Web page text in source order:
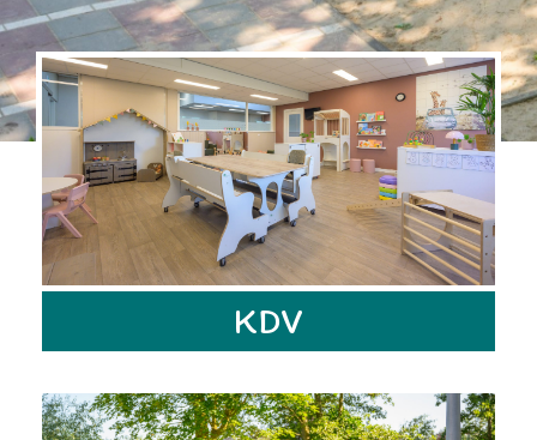
Ons team
Kwaliteit
Klachtenregeling
Oudercommissie
Sfeerimpressie
Informatie
Vacatures
KDV